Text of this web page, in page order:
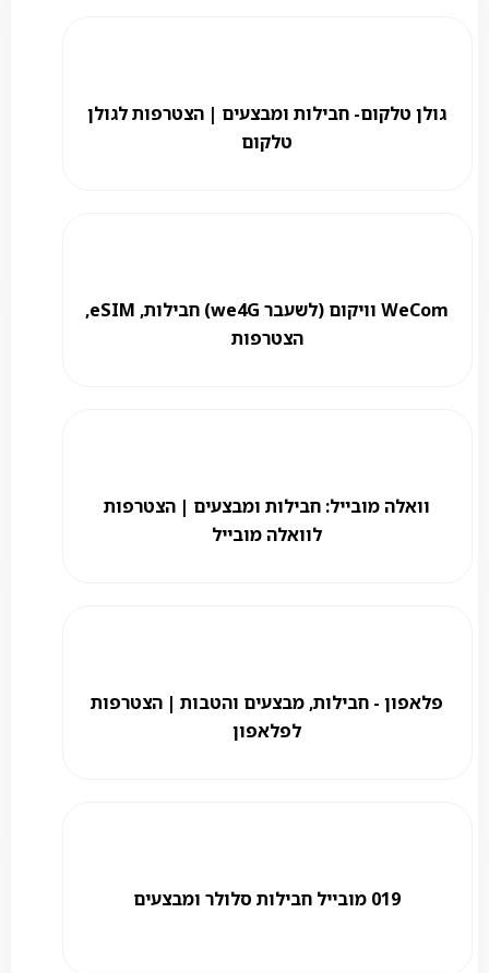
גולן טלקום- חבילות ומבצעים | הצטרפות לגולן
טלקום
WeCom וויקום (לשעבר we4G) חבילות, eSIM,
הצטרפות
וואלה מובייל: חבילות ומבצעים | הצטרפות
לוואלה מובייל
פלאפון - חבילות, מבצעים והטבות | הצטרפות
לפלאפון
019 מובייל חבילות סלולר ומבצעים